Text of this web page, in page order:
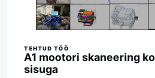
A1 mootori skaneering
sisuga